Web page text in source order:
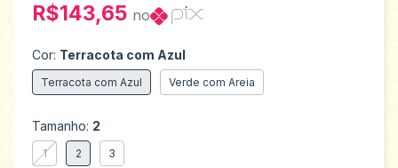
R$143,65 no
Cor: Terracota com Azul
Terracota com Azul Verde com Areia
Tamanho: 2
1 2 3